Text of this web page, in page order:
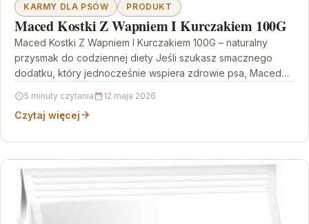
KARMY DLA PSÓW PRODUKT
Maced Kostki Z Wapniem I Kurczakiem 100G
Maced Kostki Z Wapniem I Kurczakiem 100G – naturalny
przysmak do codziennej diety Jeśli szukasz smacznego
dodatku, który jednocześnie wspiera zdrowie psa, Maced
5 minuty czytania 12 maja 2026
Czytaj więcej